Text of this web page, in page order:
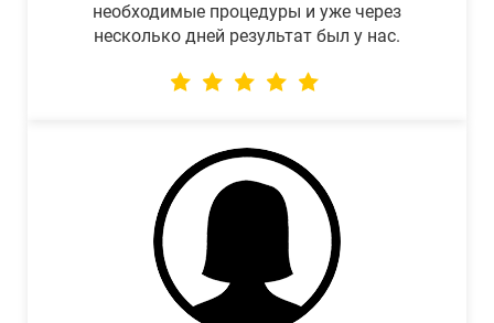
необходимые процедуры и уже через
несколько дней результат был у нас.